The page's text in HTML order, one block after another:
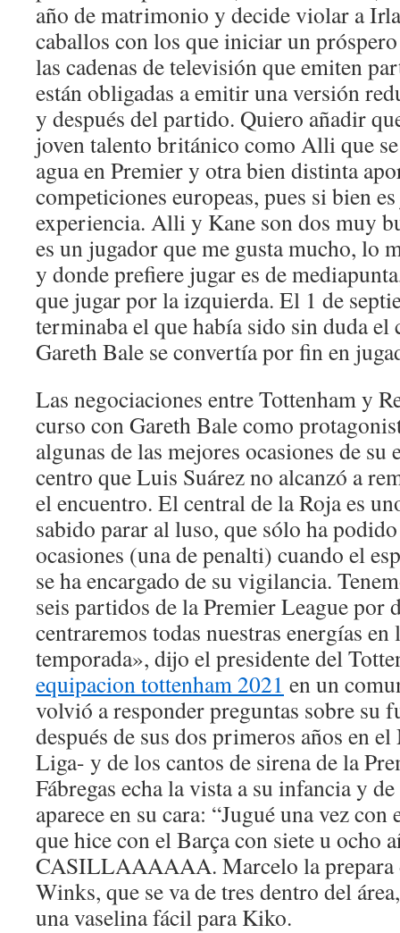
año de matrimonio y decide violar a
caballos con los que iniciar un
las cadenas de televisión que emiten
están obligadas a emitir una versión
y después del partido. Quiero añadir
joven talento británico como Alli que
agua en Premier y otra bien distinta
competiciones europeas, pues si bien
experiencia. Alli y Kane son dos muy
es un jugador que me gusta mucho, lo
y donde prefiere jugar es de
que jugar por la izquierda. El 1 de
terminaba el que había sido sin duda
Gareth Bale se convertía por fin en
Las negociaciones entre Tottenham y
curso con Gareth Bale como
algunas de las mejores ocasiones de su
centro que Luis Suárez no alcanzó a
el encuentro. El central de la Roja es
sabido parar al luso, que sólo ha
ocasiones (una de penalti) cuando el
se ha encargado de su vigilancia.
seis partidos de la Premier League por
centraremos todas nuestras energías
temporada», dijo el presidente del
equipacion tottenham 2021 en un
volvió a responder preguntas sobre su
después de sus dos primeros años en
Liga- y de los cantos de sirena de la
Fábregas echa la vista a su infancia y
aparece en su cara: “Jugué una vez con
que hice con el Barça con siete u ocho
CASILLAAAAAA. Marcelo la prepara
Winks, que se va de tres dentro del
una vaselina fácil para Kiko.